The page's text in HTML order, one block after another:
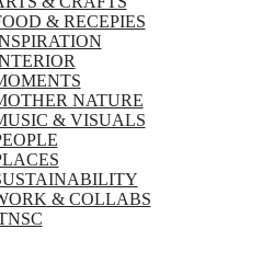
& RECEPIES
NATURE
& VISUALS
& COLLABS